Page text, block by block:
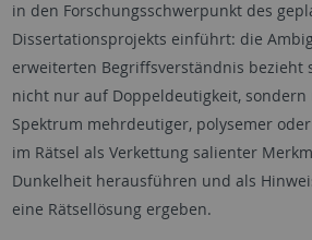
in den Forschungsschwerpunkt des
Dissertationsprojekts einführt: die
erweiterten Begriffsverständnis bezieht
nicht nur auf Doppeldeutigkeit, sondern
Spektrum mehrdeutiger, polysemer
im Rätsel als Verkettung salienter
Dunkelheit herausführen und als
eine Rätsellösung ergeben.